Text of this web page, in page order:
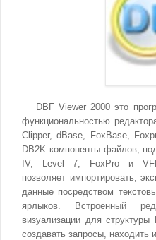
DBF Viewer 2000 это
функциональностью
Clipper, dBase, FoxBase,
DB2K компоненты файлов,
IV, Level 7, FoxPro и
позволяет импортировать,
данные посредством
ярлыков. Встроенный
визуализации для структуры
создавать запросы, находить